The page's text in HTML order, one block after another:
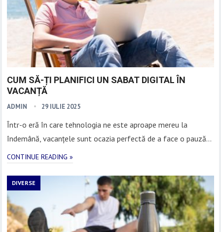
CUM SĂ-ȚI PLANIFICI UN SABAT DIGITAL ÎN
VACANȚĂ
ADMIN 29 IULIE 2025
Într-o eră în care tehnologia ne este aproape mereu la
îndemână, vacanțele sunt ocazia perfectă de a face o pauză…
CONTINUE READING »
DIVERSE